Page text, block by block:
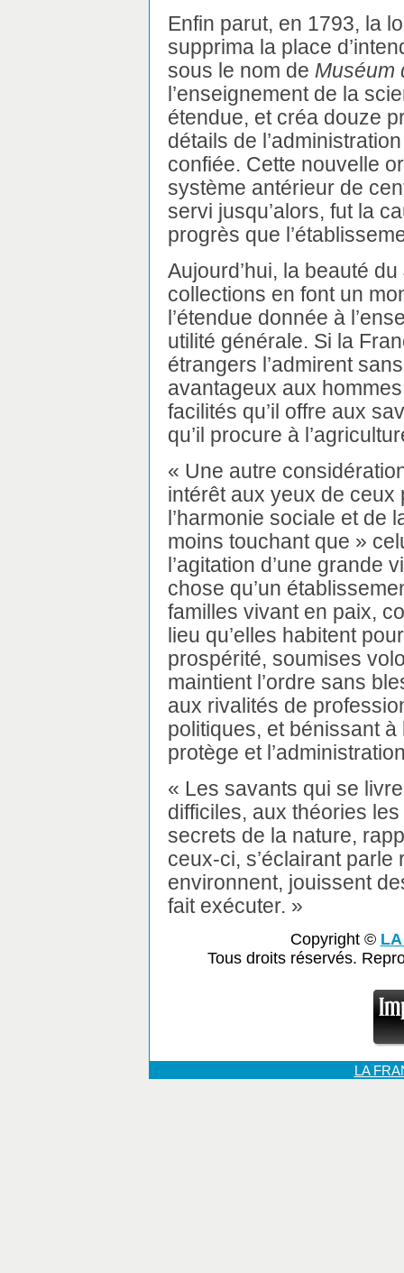
Enfin parut, en 1793, la
supprima la place
sous le nom de Muséum
l’enseignement de la
étendue, et créa douze
détails de
confiée. Cette nouvelle
système antérieur de
servi jusqu’alors, fut la
progrès que
Aujourd’hui, la beauté
collections en font un
l’étendue donnée à
utilité générale. Si la
étrangers l’admirent
avantageux aux
facilités qu’il offre aux
qu’il procure à
« Une autre
intérêt aux yeux de
l’harmonie sociale et de
moins touchant que »
l’agitation d’une grande
chose qu’un
familles vivant en paix,
lieu qu’elles habitent
prospérité, soumises
maintient l’ordre sans
aux rivalités de
politiques, et bénissant
protège et
« Les savants qui se
difficiles, aux théories
secrets de la nature,
ceux-ci, s’éclairant
environnent, jouissent
fait exécuter. »
Copyright ©
Tous droits réservés.
LA